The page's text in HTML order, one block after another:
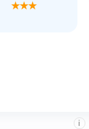
★★★
i